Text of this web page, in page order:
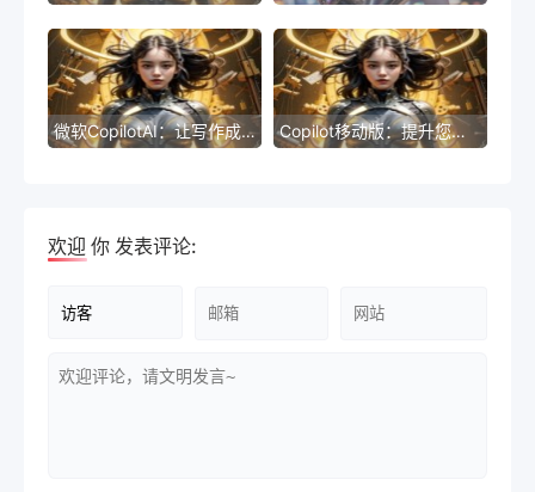
微软CopilotAI：让写作成为一种享受 Copilot移动版：提升您的编程效率
欢迎 你 发表评论: